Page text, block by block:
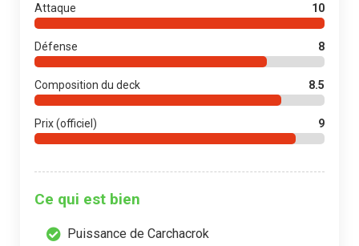
Attaque 10
Défense 8
Composition du deck 8.5
Prix (officiel) 9
Ce qui est bien
Puissance de Carchacrok